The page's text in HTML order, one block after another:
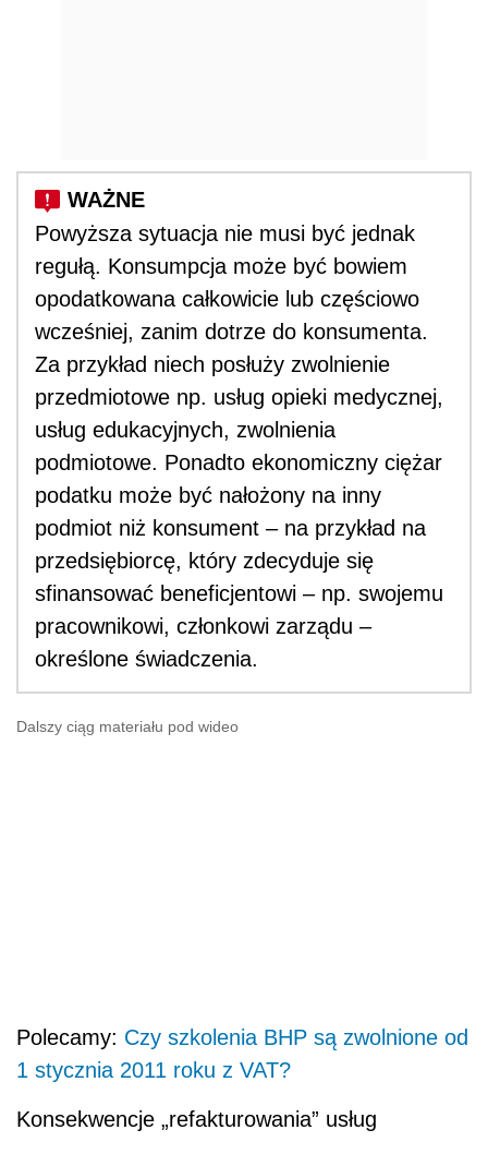
Powyższa sytuacja nie musi być jednak
regułą. Konsumpcja może być bowiem
opodatkowana całkowicie lub częściowo
wcześniej, zanim dotrze do konsumenta.
Za przykład niech posłuży zwolnienie
przedmiotowe np. usług opieki medycznej,
usług edukacyjnych, zwolnienia
podmiotowe. Ponadto ekonomiczny ciężar
podatku może być nałożony na inny
podmiot niż konsument – na przykład na
przedsiębiorcę, który zdecyduje się
sfinansować beneficjentowi – np. swojemu
pracownikowi, członkowi zarządu –
określone świadczenia.
Dalszy ciąg materiału pod wideo
Polecamy: Czy szkolenia BHP są zwolnione od
1 stycznia 2011 roku z VAT?
Konsekwencje „refakturowania” usług